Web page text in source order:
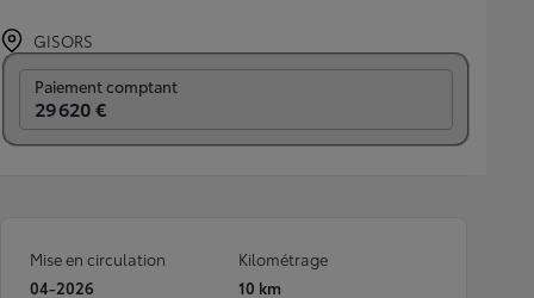
GISORS
Paiement comptant
29 620 €
Mise en circulation
04-2026
Kilométrage
10 km